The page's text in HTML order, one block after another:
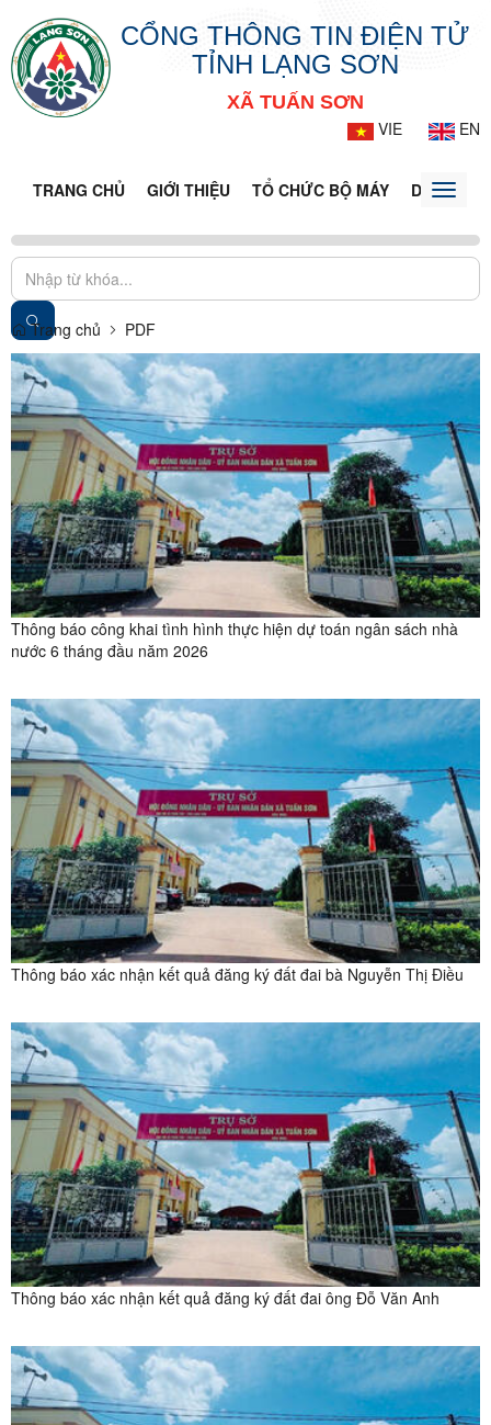
CỔNG THÔNG TIN ĐIỆN TỬ
TỈNH LẠNG SƠN
XÃ TUẤN SƠN
VIE
EN
TRANG CHỦ GIỚI THIỆU TỔ CHỨC BỘ MÁY DOANH
Toggle
Trang chủ PDF
Thông báo công khai tình hình thực hiện dự toán ngân sách nhà
nước 6 tháng đầu năm 2026
Thông báo xác nhận kết quả đăng ký đất đai bà Nguyễn Thị Điều
Thông báo xác nhận kết quả đăng ký đất đai ông Đỗ Văn Anh